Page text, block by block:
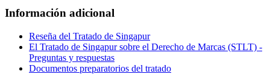
Información adicional
Reseña del Tratado de Singapur
El Tratado de Singapur sobre el Derecho de Marcas (STLT) -
Preguntas y respuestas
Documentos preparatorios del tratado